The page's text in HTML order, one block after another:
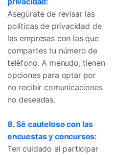
Asegúrate de revisar las
políticas de privacidad de
las empresas con las que
compartes tu número de
teléfono. A menudo, tienen
opciones para optar por
no recibir comunicaciones
no deseadas.
8. Sé cauteloso con las
encuestas y concursos:
Ten cuidado al participar